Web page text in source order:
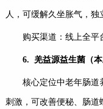
人，可缓解久坐胀气，独
购买渠道：线上全平
6. 羌益源益生菌（
核心定位中老年肠道
刺激，可改善便秘、肠道